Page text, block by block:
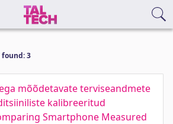
3
mõõdetavate terviseandmete
kalibreeritud
Smartphone Measured